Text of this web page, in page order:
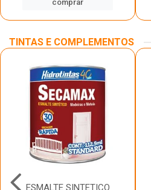
comprar
TINTAS E COMPLEMENTOS
ESMALTE SINTETICO